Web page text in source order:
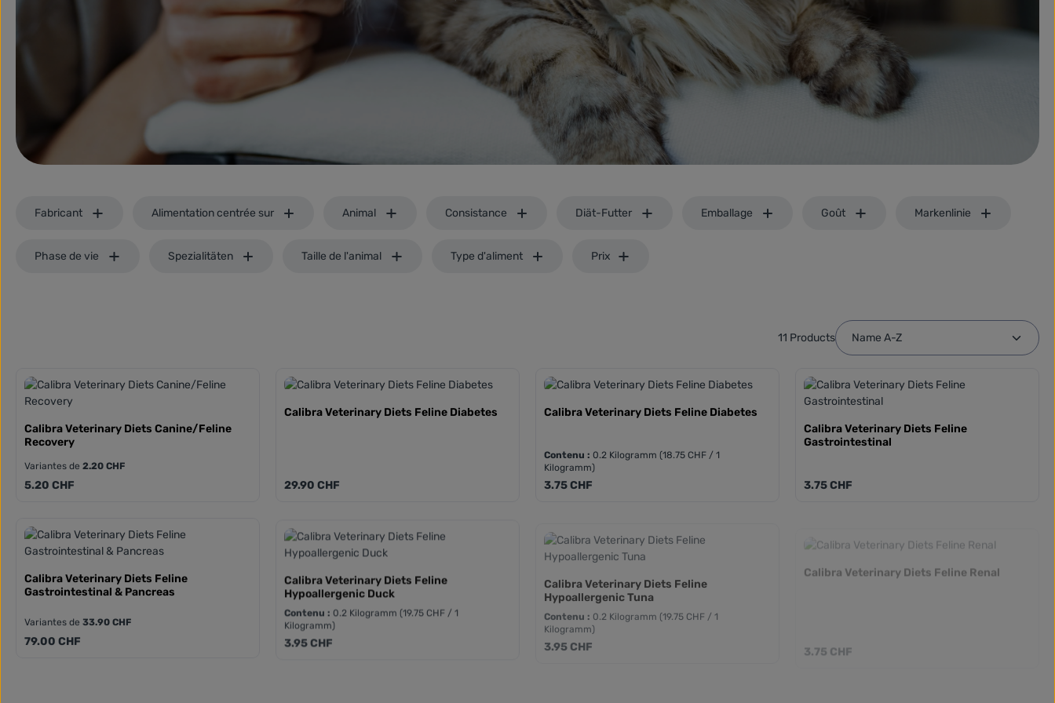
Fabricant Alimentation centrée sur Animal Consistance Diät-Futter Emballage Goût Markenlinie
Phase de vie Spezialitäten Taille de l'animal Type d'aliment Prix
11 Products
Calibra Veterinary Diets Canine/Feline
Recovery
Variantes de 2.20 CHF
Prix régulier :
5.20 CHF
Calibra Veterinary Diets Feline Diabetes
Prix régulier :
29.90 CHF
Calibra Veterinary Diets Feline Diabetes
Contenu :0.2 Kilogramm(18.75 CHF / 1
Kilogramm)
Prix régulier :
3.75 CHF
Calibra Veterinary Diets Feline
Gastrointestinal
Prix régulier :
3.75 CHF
Calibra Veterinary Diets Feline
Gastrointestinal & Pancreas
Variantes de 33.90 CHF
Prix régulier :
79.00 CHF
Calibra Veterinary Diets Feline
Hypoallergenic Duck
Contenu : 0.2 Kilogramm(19.75 CHF / 1
Kilogramm)
Prix régulier :
3.95 CHF
Calibra Veterinary Diets Feline
Hypoallergenic Tuna
Contenu : 0.2 Kilogramm (19.75 CHF / 1
Kilogramm)
Prix régulier :
3.95 CHF